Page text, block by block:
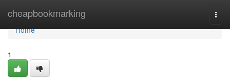
cheapbookmarking
Home
Home
1